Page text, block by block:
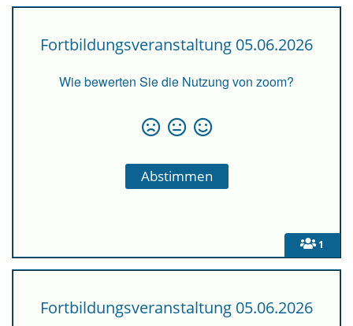
1
Fortbildungsveranstaltung 05.06.2026
Wie bewerten Sie die Nutzung von zoom?
Fortbildungsveranstaltung 05.06.2026